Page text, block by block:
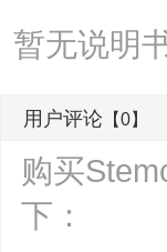
暂无说明
用户评论 【0】
购买
下：